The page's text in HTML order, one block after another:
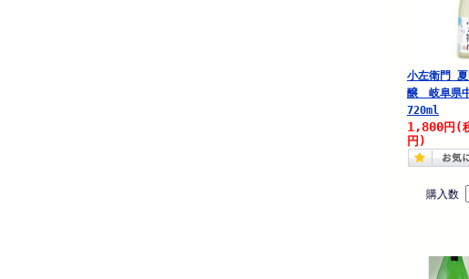
小左衛門
醸 岐阜県
720ml
1,800円 (
円)
購入数